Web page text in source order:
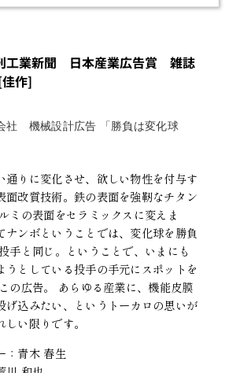
業新聞 日本産業広告賞 雑誌
作]
社 機械設計広告 「勝負は変化球
通りに変化させ、欲しい物性を付与す
面改質技術。鉄の表面を強靭なチタン
ミの表面をセラミックスに変えま
ナンボということでは、変化球を勝負
手と同じ。ということで、いまにも
うとしている投手の手元にスポットを
この広告。
あらゆる産業に、機能皮膜
げ込みたい、というトーカロの思いが
い限りです。
：青木 春生